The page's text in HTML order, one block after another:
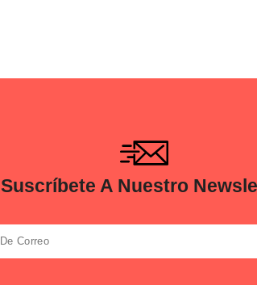
Suscríbete A Nuestro